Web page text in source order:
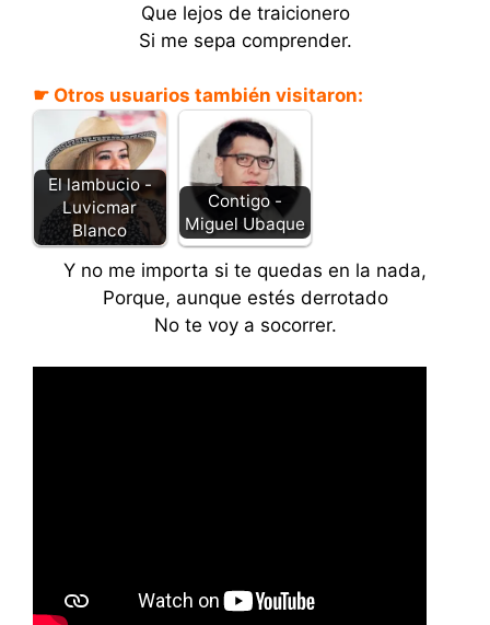
Que lejos de traicionero
Si me sepa comprender.
☛ Otros usuarios también visitaron:
El lambucio -
Luvicmar
Blanco
Contigo -
Miguel Ubaque
Y no me importa si te quedas en la nada,
Porque, aunque estés derrotado
No te voy a socorrer.